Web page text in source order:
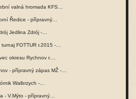
valná hromada KFS…
Ředice - přípravný…
Jedlina Zdrój -…
FOTTUR r.2015 -…
okresu Rychnov r.…
- přípravný zápas MŽ -…
Walbrzych -…
- V.Mýto - přípravný…